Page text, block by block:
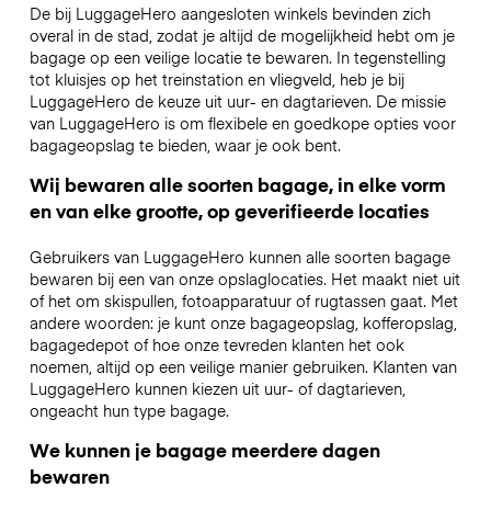
De bij LuggageHero aangesloten winkels bevinden zich
overal in de stad, zodat je altijd de mogelijkheid hebt om je
bagage op een veilige locatie te bewaren. In tegenstelling
tot kluisjes op het treinstation en vliegveld, heb je bij
LuggageHero de keuze uit uur- en dagtarieven. De missie
van LuggageHero is om flexibele en goedkope opties voor
bagageopslag te bieden, waar je ook bent.
Wij bewaren alle soorten bagage, in elke vorm
en van elke grootte, op geverifieerde locaties
Gebruikers van LuggageHero kunnen alle soorten bagage
bewaren bij een van onze opslaglocaties. Het maakt niet uit
of het om skispullen, fotoapparatuur of rugtassen gaat. Met
andere woorden: je kunt onze bagageopslag, kofferopslag,
bagagedepot of hoe onze tevreden klanten het ook
noemen, altijd op een veilige manier gebruiken. Klanten van
LuggageHero kunnen kiezen uit uur- of dagtarieven,
ongeacht hun type bagage.
We kunnen je bagage meerdere dagen
bewaren